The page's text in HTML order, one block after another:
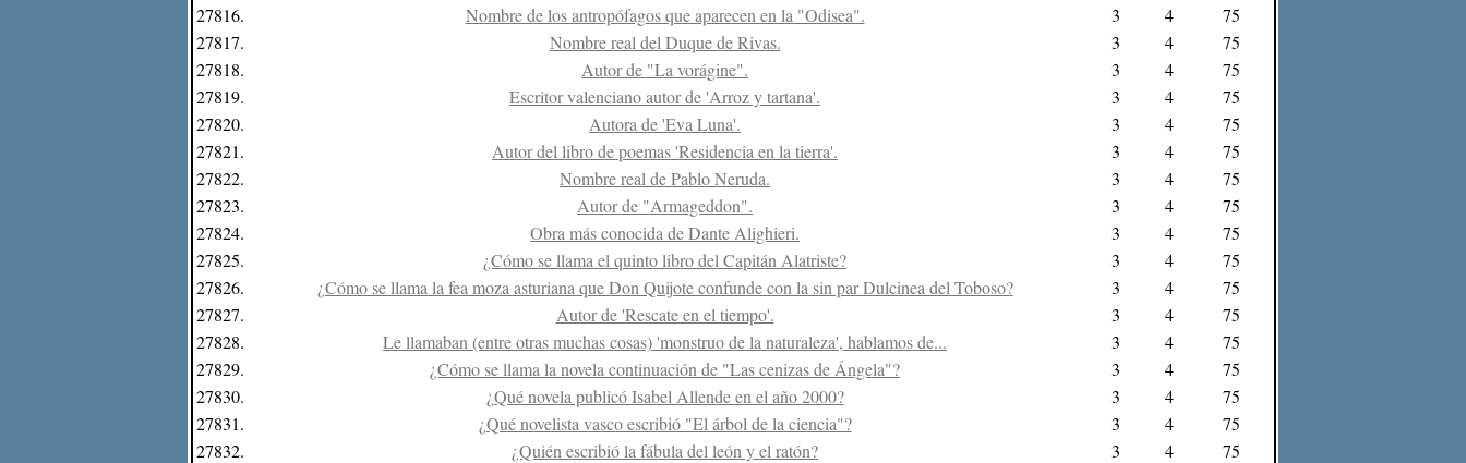
27816.
Nombre de los antropófagos que aparecen en la "Odisea". 3 4
75
27817.
Nombre real del Duque de Rivas. 3 4
75
27818.
Autor de "La vorágine". 3 4
75
27819.
Escritor valenciano autor de 'Arroz y tartana'. 3 4
75
27820.
Autora de 'Eva Luna'. 3 4
75
27821.
Autor del libro de poemas 'Residencia en la tierra'. 3 4
75
27822.
Nombre real de Pablo Neruda. 3 4
75
27823.
Autor de "Armageddon". 3 4
75
27824.
Obra más conocida de Dante Alighieri. 3 4
75
27825.
¿Cómo se llama el quinto libro del Capitán Alatriste? 3 4
75
27826.
¿Cómo se llama la fea moza asturiana que Don Quijote confunde con la sin par Dulcinea del Toboso? 3 4
75
27827.
Autor de 'Rescate en el tiempo'. 3 4
75
27828.
Le llamaban (entre otras muchas cosas) 'monstruo de la naturaleza', hablamos de... 3 4
75
27829.
¿Cómo se llama la novela continuación de "Las cenizas de Ángela"? 3 4
75
27830.
¿Qué novela publicó Isabel Allende en el año 2000? 3 4
75
27831.
¿Qué novelista vasco escribió "El árbol de la ciencia"? 3 4
75
27832.
¿Quién escribió la fábula del león y el ratón? 3 4
75